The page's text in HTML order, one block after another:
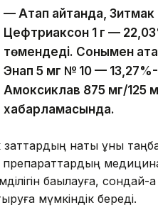
— Атап айтқанда,
Цефтриаксон 1 г —
төмендеді. Сонымен
Энап 5 мг № 10 —
Амоксиклав 875 мг/125
хабарламасында.
заттардың нақты құны
препараттардың
бақылауға,
мүмкіндік береді.